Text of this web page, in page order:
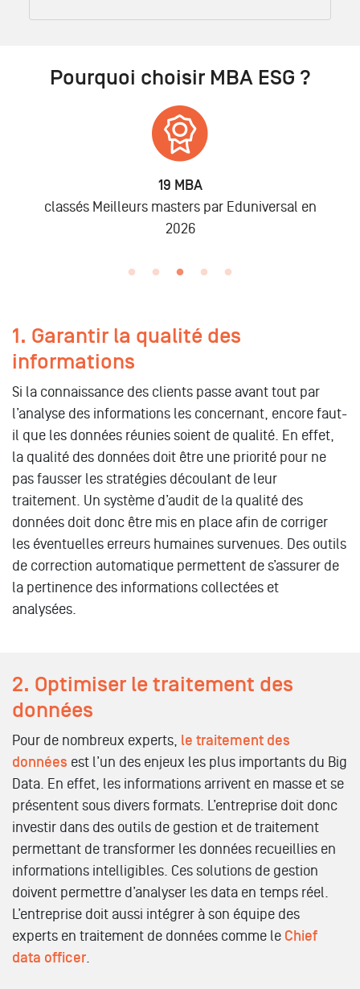
Pourquoi choisir MBA ESG ?
19 MBA
classés Meilleurs masters par Eduniversal en
2026
1. Garantir la qualité des
informations
Si la connaissance des clients passe avant tout par
l’analyse des informations les concernant, encore faut-
il que les données réunies soient de qualité. En effet,
la qualité des données doit être une priorité pour ne
pas fausser les stratégies découlant de leur
traitement. Un système d’audit de la qualité des
données doit donc être mis en place afin de corriger
les éventuelles erreurs humaines survenues. Des outils
de correction automatique permettent de s’assurer de
la pertinence des informations collectées et
analysées.
2. Optimiser le traitement des
données
Pour de nombreux experts, le traitement des
données est l’un des enjeux les plus importants du Big
Data. En effet, les informations arrivent en masse et se
présentent sous divers formats. L’entreprise doit donc
investir dans des outils de gestion et de traitement
permettant de transformer les données recueillies en
informations intelligibles. Ces solutions de gestion
doivent permettre d’analyser les data en temps réel.
L’entreprise doit aussi intégrer à son équipe des
experts en traitement de données comme le Chief
data officer.